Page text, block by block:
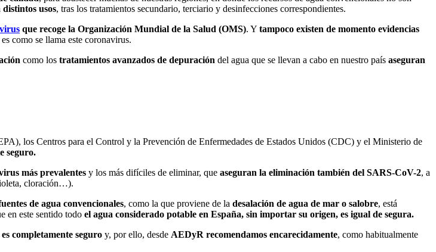
usos, tras los tratamientos secundario, terciario y desinfecciones correspondientes.
que recoge la Organización Mundial de la Salud (OMS). Y tampoco existen de momento evidencias
es como se llama este coronavirus.
como los tratamientos avanzados de depuración del agua que se llevan a cabo en nuestro país aseguran
los Centros para el Control y la Prevención de Enfermedades de Estados Unidos (CDC) y el Ministerio de
seguro.
más prevalentes y los más difíciles de eliminar, que aseguran la eliminación también del SARS-CoV-2, a
cloración…).
de agua convencionales, como la que proviene de la desalación de agua de mar o salobre, está
en este sentido todo el agua considerado potable en España, sin importar su origen, es igual de segura.
completamente seguro y, por ello, desde AEDyR recomendamos encarecidamente, como habitualmente